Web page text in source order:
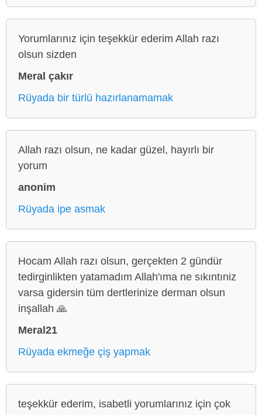
Yorumlarınız için teşekkür ederim Allah razı
olsun sizden
Meral çakır
Rüyada bir türlü hazırlanamamak
Allah razı olsun, ne kadar güzel, hayırlı bir
yorum
anonim
Rüyada ipe asmak
Hocam Allah razı olsun, gerçekten 2 gündür
tedirginlikten yatamadım Allah'ıma ne sıkıntıniz
varsa gidersin tüm dertlerinize derman olsun
inşallah 🙏
Meral21
Rüyada ekmeğe çiş yapmak
teşekkür ederim, isabetli yorumlarınız için çok